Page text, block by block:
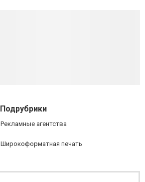
Подрубрики
Рекламные агентства
Широкоформатная печать